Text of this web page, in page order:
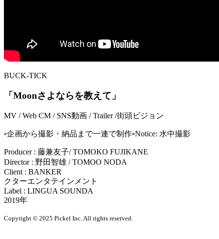
BUCK-TICK
「Moonさよならを教えて」
MV / Web CM / SNS動画 / Trailer /街頭ビジョン
▫️企画から撮影・納品まで一連で制作▫️Notice: 水中撮影
Producer : 藤兼友子/ TOMOKO FUJIKANE
Director : 野田智雄 / TOMOO NODA
Client : BANKER
クターエンタテインメント
Label : LINGUA SOUNDA
2019年
Copyright © 2025 Pickel Inc. All rights reserved.